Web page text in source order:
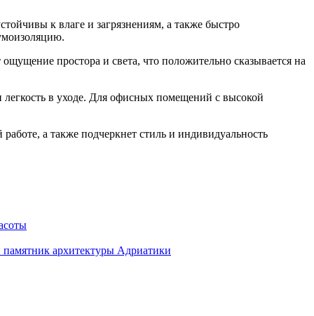
к влаге и загрязнениям, а также быстро
простора и света, что положительно сказывается на
в уходе. Для офисных помещений с высокой
а также подчеркнет стиль и индивидуальность
архитектуры Адриатики